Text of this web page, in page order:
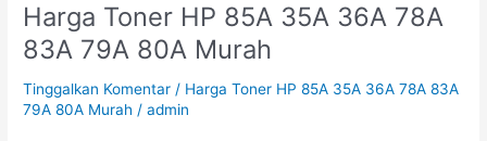
Harga Toner HP 85A 35A 36A 78A
83A 79A 80A Murah
Tinggalkan Komentar / Harga Toner HP 85A 35A 36A 78A 83A
79A 80A Murah /admin
Harga
Toner
HP
85A
35A